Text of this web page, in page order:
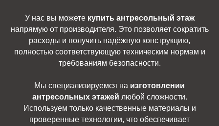
У нас вы можете купить антресольный этаж
напрямую от производителя. Это позволяет сократить
расходы и получить надёжную конструкцию,
полностью соответствующую техническим нормам и
требованиям безопасности.
Мы специализируемся на изготовлении
антресольных этажей любой сложности.
Используем только качественные материалы и
проверенные технологии, что обеспечивает